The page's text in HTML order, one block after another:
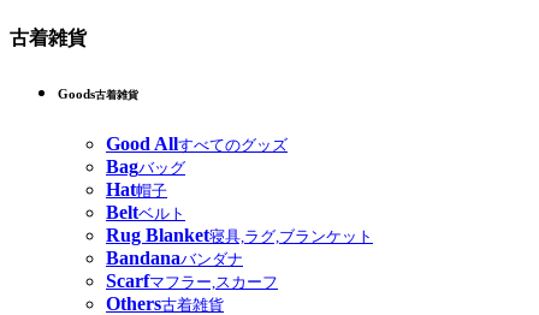
古着雑貨
Goods古着雑貨
Good Allすべてのグッズ
Bagバッグ
Hat帽子
Beltベルト
Rug Blanket寝具,ラグ,ブランケット
Bandanaバンダナ
Scarfマフラー,スカーフ
Others古着雑貨